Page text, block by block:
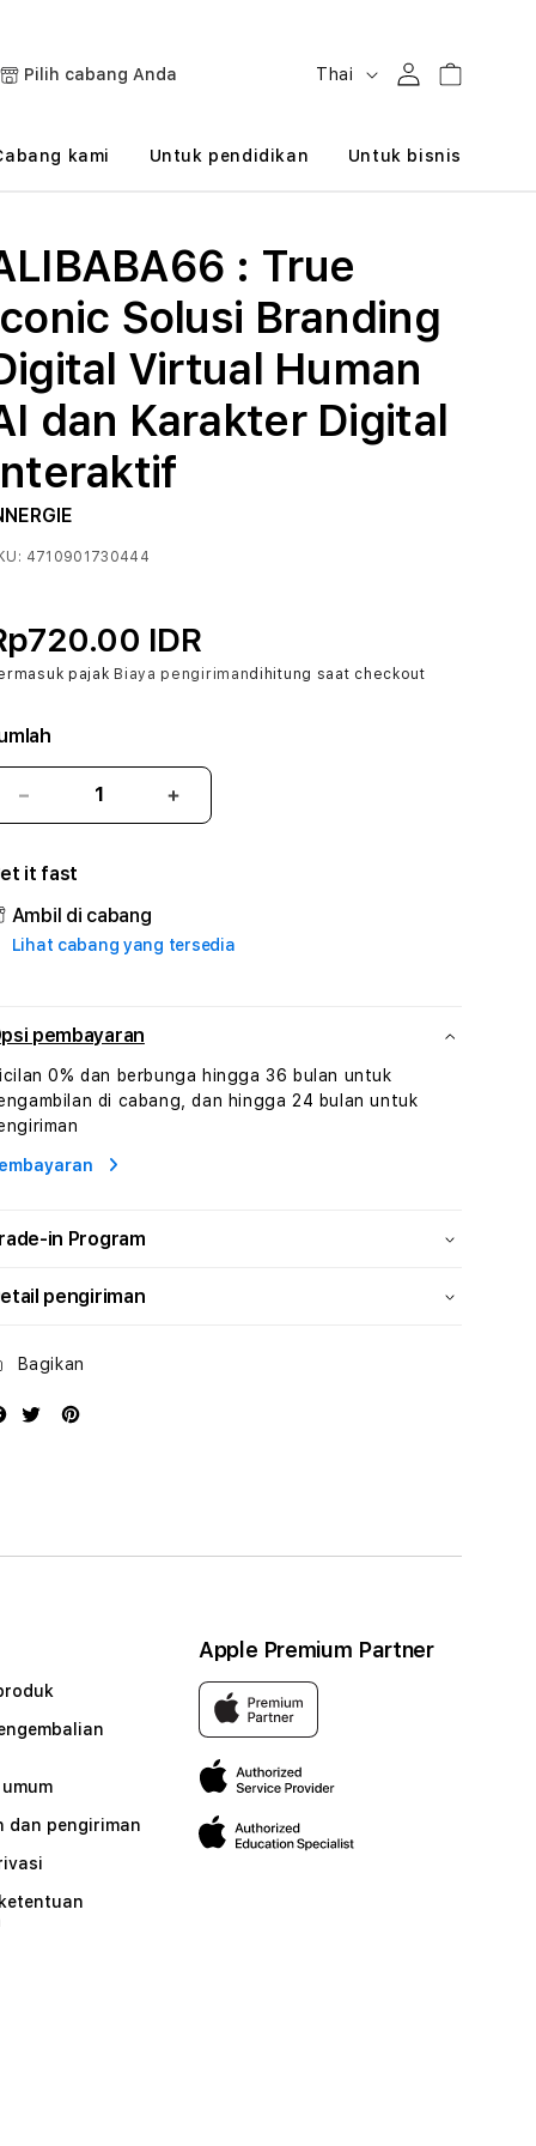
Pilih cabang Anda
B
h
a
Thai MasukKeranjang
kami Untuk pendidikan Untuk bisnis
: True
Solusi Branding
Virtual Human
dan Karakter Digital
4710901730444
IDR
pajak Biaya pengirimandihitung saat checkout
Kurangi
jumlah
ALIBABA66
:
True
Iconic
Digital
Human
AI
dan
Karakter
Digital
Tambah
jumlah
True
Iconic
Human
AI
it fast
Ambil di cabang
Lihat cabang yang tersedia
pembayaran
0% dan berbunga hingga 36 bulan untuk
di cabang, dan hingga 24 bulan untuk
in Program
pengiriman
Bagikan
dan pengiriman
Apple Premium Partner